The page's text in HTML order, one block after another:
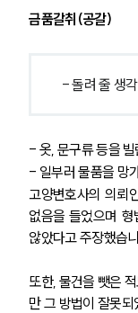
금품갈취(공갈)
- 돌려 줄 생
- 옷, 문구류 등을
- 일부러 물품을 망
고양변호사의 의뢰
없음을 들었으며
않았다고 주장했습
또한, 물건을 뺏은
만 그 방법이 잘못